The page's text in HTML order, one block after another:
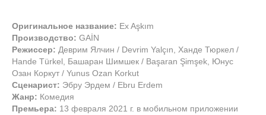
Оригинальное название: Ex Aşkım
Производство: GAİN
Режиссер: Деврим Ялчин / Devrim Yalçın, Ханде Тюркел /
Hande Türkel, Башаран Шимшек / Başaran Şimşek, Юнус
Озан Коркут / Yunus Ozan Korkut
Сценарист: Эбру Эрдем / Ebru Erdem
Жанр: Комедия
Премьера: 13 февраля 2021 г. в мобильном приложении